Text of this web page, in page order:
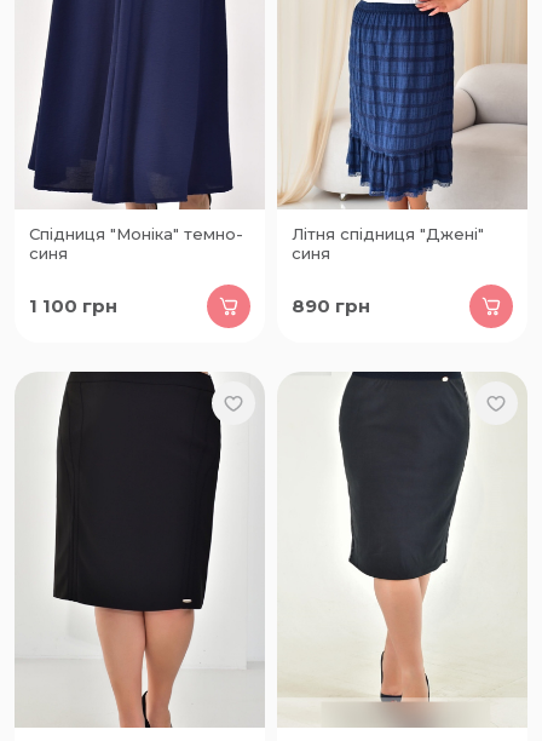
Спідниця "Моніка" темно-
синя
1 100 грн
Літня спідниця "Джені"
синя
890 грн